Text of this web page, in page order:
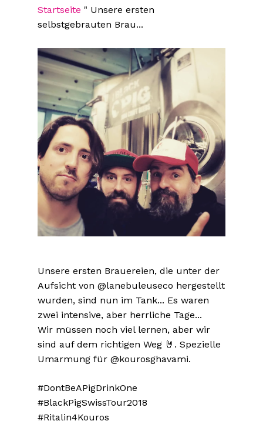
Startseite " Unsere ersten
selbstgebrauten Brau...
Unsere ersten Brauereien, die unter der
Aufsicht von @lanebuleuseco hergestellt
wurden, sind nun im Tank... Es waren
zwei intensive, aber herrliche Tage...
Wir müssen noch viel lernen, aber wir
sind auf dem richtigen Weg 🤘. Spezielle
Umarmung für @kourosghavami.
#DontBeAPigDrinkOne
#BlackPigSwissTour2018
#Ritalin4Kouros